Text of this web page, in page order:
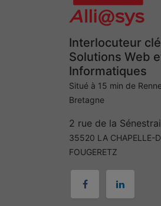
Interlocuteur
Solutions Web
Informatiques
Situé à 15 min de
Bretagne
2 rue de la
35520 LA CHAPELLE-
FOUGERETZ